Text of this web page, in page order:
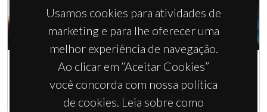
Maria Celeste Azevedo
Usamos cookies para atividades de
marketing e para lhe oferecer uma
melhor experiência de navegação.
Ao clicar em “Aceitar Cookies”
você concorda com nossa política
de cookies. Leia sobre como